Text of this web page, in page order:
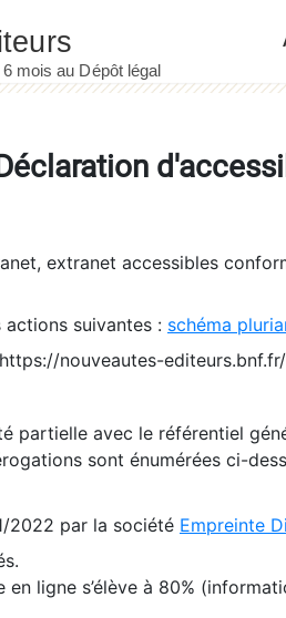
extranet accessibles
suivantes : schéma
nouveautes-editeurs.bnf.fr/
partielle avec le référentiel
sont énumérées ci-
2022 par la société Empreinte
ligne s’élève à 80%